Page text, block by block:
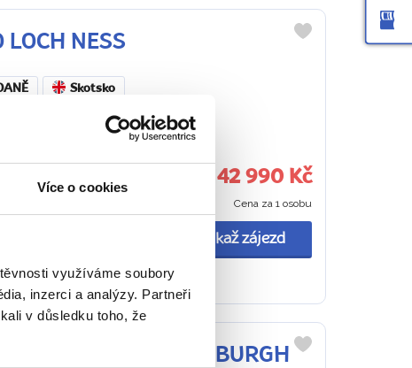
Více o cookies
využíváme soubory
inzerci a analýzy. Partneři
v důsledku toho, že
NESS
Skotsko
Kaledonského
příběhů, přírodních
42 990 Kč
Cena za 1 osobu
Ukaž zájezd
SKYE + EDINBURGH